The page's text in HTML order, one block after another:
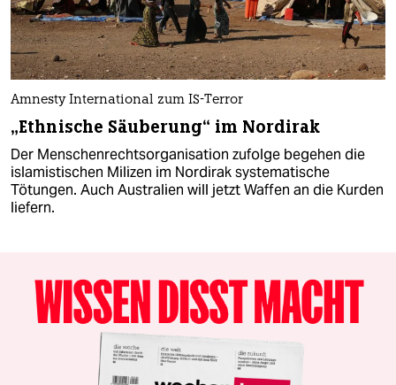
Amnesty International zum IS-Terror
„Ethnische Säuberung“ im Nordirak
Der Menschenrechtsorganisation zufolge begehen die
islamistischen Milizen im Nordirak systematische
Tötungen. Auch Australien will jetzt Waffen an die Kurden
liefern.